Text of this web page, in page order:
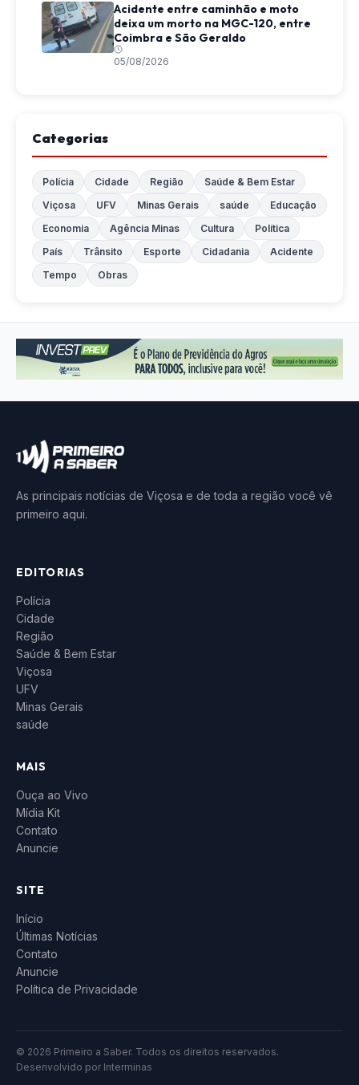
Acidente entre caminhão e moto
deixa um morto na MGC-120, entre
Coimbra e São Geraldo
05/08/2026
Categorias
Polícia Cidade Região
Saúde & Bem Estar
Viçosa
UFV Minas Gerais saúde
Educação
Economia
Agência Minas Cultura
Política
País
Trânsito Esporte Cidadania
Acidente
Tempo
Obras
As principais notícias de Viçosa e de toda a região você vê
primeiro aqui.
EDITORIAS
Polícia
Cidade
Região
Saúde & Bem Estar
Viçosa
UFV
Minas Gerais
saúde
MAIS
Ouça ao Vivo
Mídia Kit
Contato
Anuncie
SITE
Início
Últimas Notícias
Contato
Anuncie
Política de Privacidade
© 2026 Primeiro a Saber. Todos os direitos reservados.
Desenvolvido por Interminas